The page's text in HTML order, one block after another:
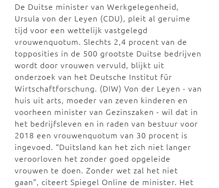
De Duitse minister van Werkgelegenheid,
Ursula von der Leyen (CDU), pleit al geruime
tijd voor een wettelijk vastgelegd
vrouwenquotum. Slechts 2,4 procent van de
topposities in de 500 grootste Duitse bedrijven
wordt door vrouwen vervuld, blijkt uit
onderzoek van het Deutsche Institut für
Wirtschaftforschung. (DIW) Von der Leyen - van
huis uit arts, moeder van zeven kinderen en
voorheen minister van Gezinszaken - wil dat in
het bedrijfsleven en in raden van bestuur voor
2018 een vrouwenquotum van 30 procent is
ingevoed. “Duitsland kan het zich niet langer
veroorloven het zonder goed opgeleide
vrouwen te doen. Zonder wet zal het niet
gaan”, citeert Spiegel Online de minister. Het